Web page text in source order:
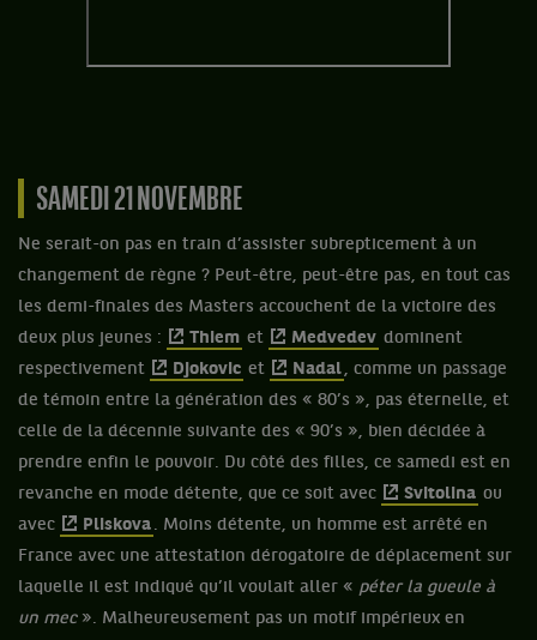
SAMEDI 21 NOVEMBRE
Ne serait-on pas en train d’assister subrepticement à un
changement de règne ? Peut-être, peut-être pas, en tout cas
les demi-finales des Masters accouchent de la victoire des
deux plus jeunes :
Thiem et Medvedev dominent
respectivement
Djokovic et Nadal, comme un passage
de témoin entre la génération des « 80’s », pas éternelle, et
celle de la décennie suivante des « 90’s », bien décidée à
prendre enfin le pouvoir. Du côté des filles, ce samedi est en
revanche en mode détente, que ce soit avec
Svitolina ou
avec
Pliskova . Moins détente, un homme est arrêté en
France avec une attestation dérogatoire de déplacement sur
laquelle il est indiqué qu’il voulait aller « péter la gueule à
un mec». Malheureusement pas un motif impérieux en